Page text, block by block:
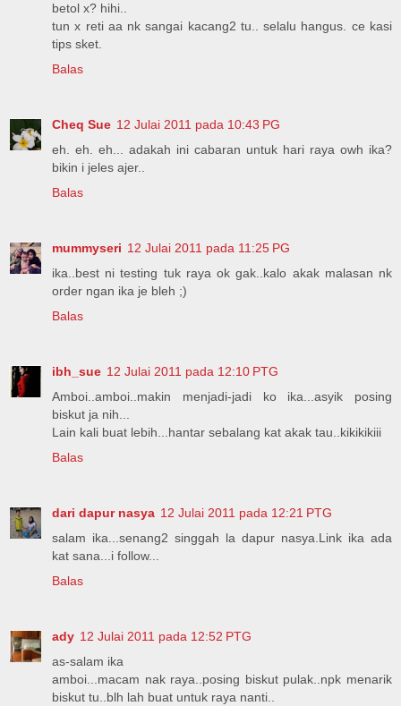
betol x? hihi..
tun x reti aa nk sangai kacang2 tu.. selalu hangus. ce kasi
tips sket.
Balas
Cheq Sue 12 Julai 2011 pada 10:43 PG
eh. eh. eh... adakah ini cabaran untuk hari raya owh ika?
bikin i jeles ajer..
Balas
mummyseri 12 Julai 2011 pada 11:25 PG
ika..best ni testing tuk raya ok gak..kalo akak malasan nk
order ngan ika je bleh ;)
Balas
ibh_sue 12 Julai 2011 pada 12:10 PTG
Amboi..amboi..makin menjadi-jadi ko ika...asyik posing
biskut ja nih...
Lain kali buat lebih...hantar sebalang kat akak tau..kikikikiii
Balas
dari dapur nasya 12 Julai 2011 pada 12:21 PTG
salam ika...senang2 singgah la dapur nasya.Link ika ada
kat sana...i follow...
Balas
ady 12 Julai 2011 pada 12:52 PTG
as-salam ika
amboi...macam nak raya..posing biskut pulak..npk menarik
biskut tu..blh lah buat untuk raya nanti..